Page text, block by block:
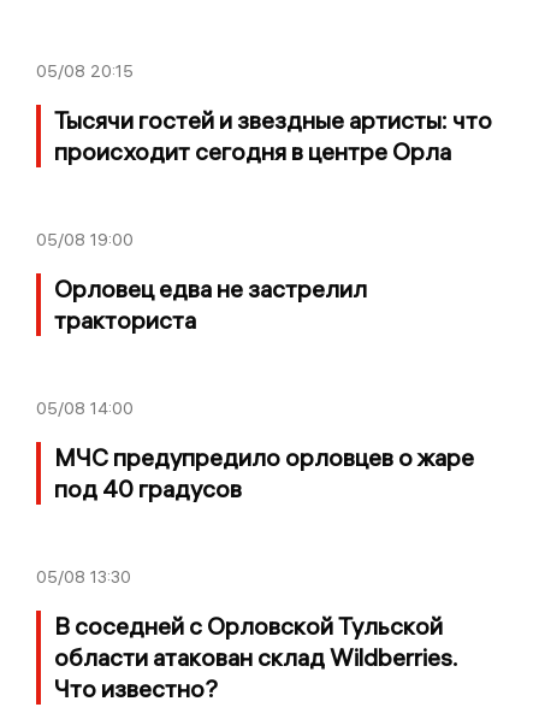
05/08 20:15
Тысячи гостей и звездные артисты: что
происходит сегодня в центре Орла
05/08 19:00
Орловец едва не застрелил
тракториста
05/08 14:00
МЧС предупредило орловцев о жаре
под 40 градусов
05/08 13:30
В соседней с Орловской Тульской
области атакован склад Wildberries.
Что известно?